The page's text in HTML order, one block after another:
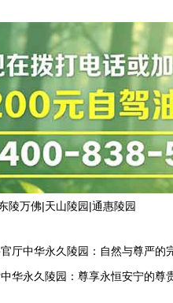
陵万佛|天山陵园|通惠陵园
厅中华永久陵园：自然与尊严的
华永久陵园：尊享永恒安宁的尊